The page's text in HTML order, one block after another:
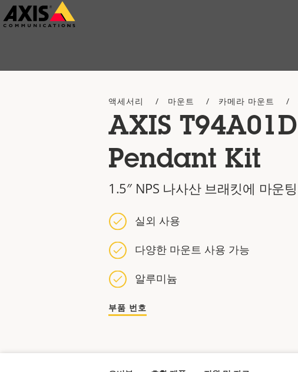
주
요
액세서리 마운트 카메라 마운트
AXIS T94A01D
Pendant Kit
1.5″ NPS 나사산 브래킷에 마운팅
실외 사용
다양한 마운트 사용 가능
알루미늄
부품 번호